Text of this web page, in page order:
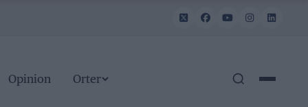
Opinion Orter